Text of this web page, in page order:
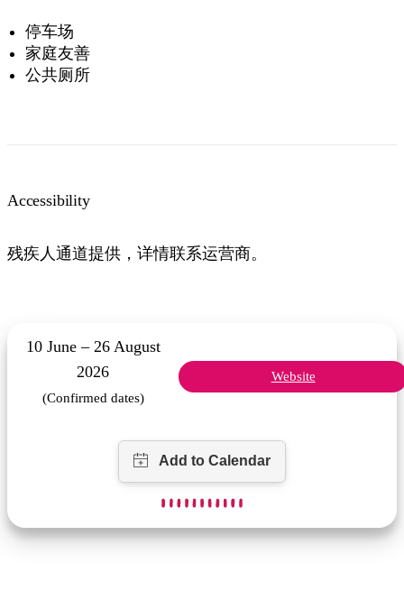
停车场
家庭友善
公共厕所
Accessibility
残疾人通道提供，详情联系运营商。
10 June – 26 August
2026
(Confirmed dates)
Website